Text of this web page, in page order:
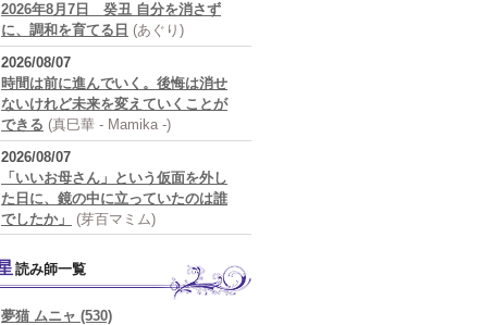
2026年8月7日 癸丑 自分を消さず
に、調和を育てる日 (あぐり)
2026/08/07
時間は前に進んでいく。後悔は消せ
ないけれど未来を変えていくことが
できる (真巳華 - Mamika -)
2026/08/07
「いいお母さん」という仮面を外し
た日に、鏡の中に立っていたのは誰
でしたか」
(芽百マミム)
星読み師一覧
夢猫 ムニャ (530)